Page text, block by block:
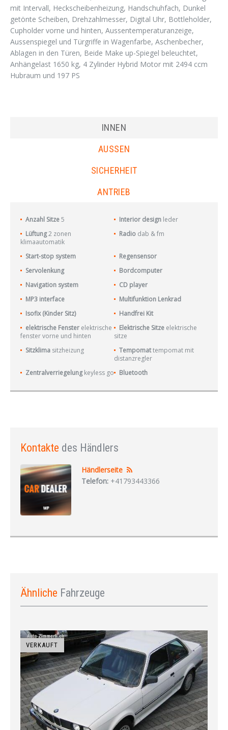
mit Intervall, Heckscheibenheizung, Handschuhfach, Dunkel
getönte Scheiben, Drehzahlmesser, Digital Uhr, Bottleholder,
Cupholder vorne und hinten, Aussentemperaturanzeige,
Aussenspiegel und Türgriffe in Wagenfarbe, Aschenbecher,
Ablagen in den Türen, Beide Make up-Spiegel beleuchtet,
Anhängelast 1650 kg, 4 Zylinder Hybrid Motor mit 2494 ccm
Hubraum und 197 PS
INNEN
AUSSEN
SICHERHEIT
ANTRIEB
Anzahl Sitze 5 Interior design leder
Lüftung 2 zonen
klimaautomatik
Radio dab & fm
Start-stop system
Regensensor
Servolenkung
Bordcomputer
Navigation system
CD player
MP3 interface
Multifunktion Lenkrad
Isofix (Kinder Sitz)
Handfrei Kit
elektrische Fenster elektrische
fenster vorne und hinten
Elektrische Sitze elektrische
sitze
Sitzklima sitzheizung Tempomat tempomat mit
distanzregler
Zentralverriegelung keyless go Bluetooth
Kontakte des Händlers
Händlerseite
Telefon: +41793443366
Ähnliche Fahrzeuge
VERKAUFT